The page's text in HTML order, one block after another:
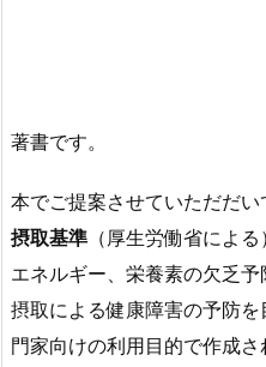
著書です。
本でご提案させていただだい
摂取基準 （厚生労働省によ
エネルギー、栄養素の欠乏
摂取による健康障害の予防
門家向けの利用目的で作成さ